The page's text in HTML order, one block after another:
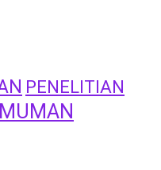
PENELITIAN